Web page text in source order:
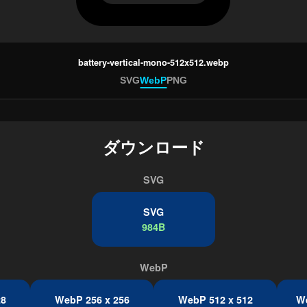
battery-vertical-mono-512x512.webp
SVGWebPPNG
ダウンロード
SVG
SVG
984B
WebP
WebP 256 x 256
WebP 512 x 512